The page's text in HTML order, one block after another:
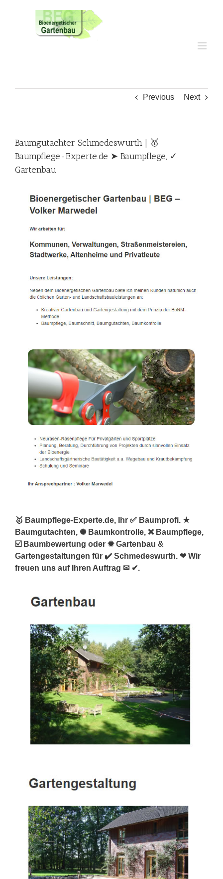
Previous Next
Baumgutachter Schmedeswurth | 🥇
Baumpflege-Experte.de ➤ Baumpflege, ✓
Gartenbau
🥇 Baumpflege-Experte.de, Ihr ✅ Baumprofi. ★
Baumgutachten, ✺ Baumkontrolle, ❌ Baumpflege,
☑️ Baumbewertung oder ✹ Gartenbau &
Gartengestaltungen für ✔️ Schmedeswurth. ❤ Wir
freuen uns auf Ihren Auftrag ✉ ✔.